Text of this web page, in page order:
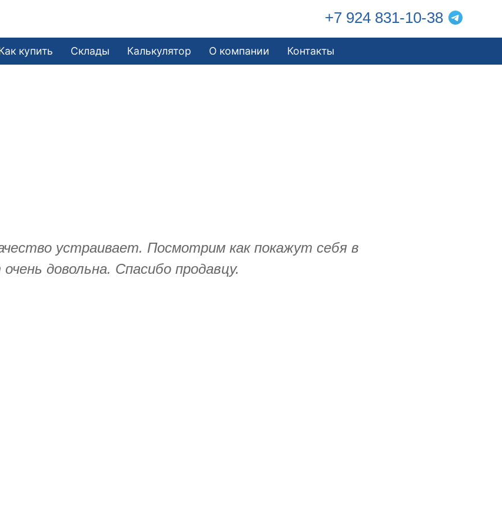
+7 924 831-10-38
купить Склады Калькулятор О компании Контакты
устраивает. Посмотрим как покажут себя в
довольна. Спасибо продавцу.